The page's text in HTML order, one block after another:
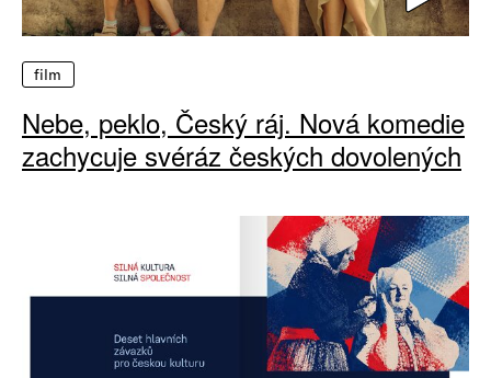
film
Nebe, peklo, Český ráj. Nová komedie
zachycuje svéráz českých dovolených